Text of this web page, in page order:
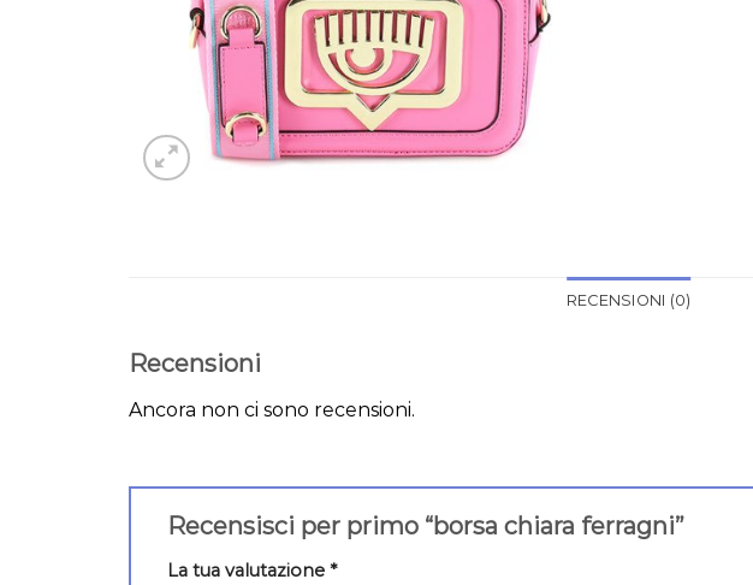
RECENSIONI (0)
Recensioni
Ancora non ci sono recensioni.
Recensisci per primo “borsa chiara ferragni”
La tua valutazione *